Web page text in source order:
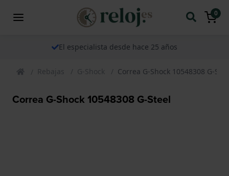
0
El especialista desde hace 25 años
Rebajas G-Shock Correa G-Shock 10548308 G-
Correa G-Shock 10548308 G-Steel